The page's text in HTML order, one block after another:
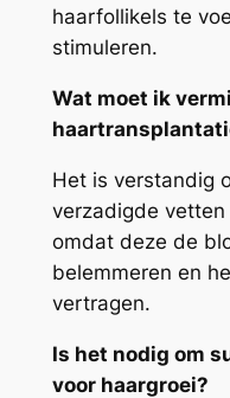
haarfollikels te
stimuleren.
Wat moet ik
Het is verstandig
verzadigde
omdat deze de
belemmeren en
vertragen.
Is het nodig om
voor haargroei?